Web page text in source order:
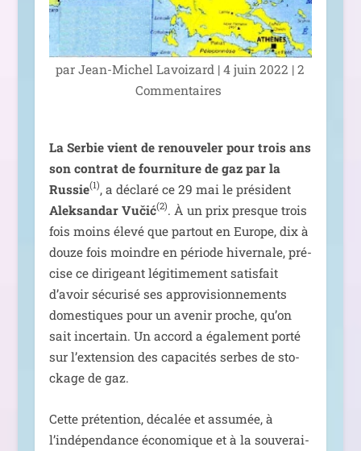
parJean-Michel Lavoizard |4 juin 2022 |2
Commentaires
La Serbie vient de renou­ve­ler pour trois ans
son contrat de four­ni­ture de gaz par la
Russie(1), a décla­ré ce 29 mai le pré­sident
Aleksandar Vučić(2). À un prix presque trois
fois moins éle­vé que par­tout en Europe, dix à
douze fois moindre en période hiver­nale, pré­
cise ce diri­geant légi­ti­me­ment satis­fait
d’avoir sécu­ri­sé ses appro­vi­sion­ne­ments
domes­tiques pour un ave­nir proche, qu’on
sait incer­tain. Un accord a éga­le­ment por­té
sur l’extension des capa­ci­tés serbes de sto­
ckage de gaz.
Cette pré­ten­tion, déca­lée et assu­mée, à
l’indépendance éco­no­mique et à la sou­ve­rai­